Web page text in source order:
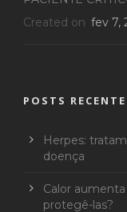
Created on fev 7,
POSTS
Herpes:
doença
Calor
protegê-las?